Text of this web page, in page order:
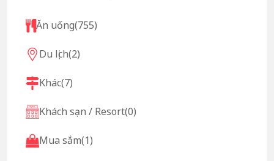
Ăn uống(755)
Du lịch(2)
Khác(7)
Khách sạn / Resort(0)
Mua sắm(1)